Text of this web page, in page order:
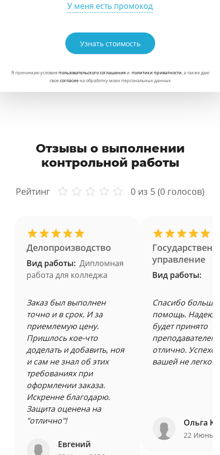
У меня есть промокод
Узнать стоимость
Я принимаю условияпользовательского соглашенияи политики приватности, а также даю
своесогласиена обработку моих персональных данных
Отзывы о выполнении
контрольной работы
Рейтинг 0 из 5 (0 голосов)
Делопроизводство
Вид работы: Дипломная
работа для колледжа
Заказ был выполнен
точно и в срок. И за
приемлемую цену.
Пришлось кое-что
доделать и добавить, ноя
и сам не знал об этих
требованиях при
оформлении заказа.
Искренне благодарю.
Защита оценена на
"отлично"!
Евгений
управление
Вид работы:
Спасибо
помощь.
будет принято
преподавателем
отлично.
вашей не легкой
Ольга
22 Июнь